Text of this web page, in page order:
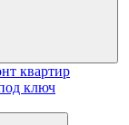
квартир
ключ